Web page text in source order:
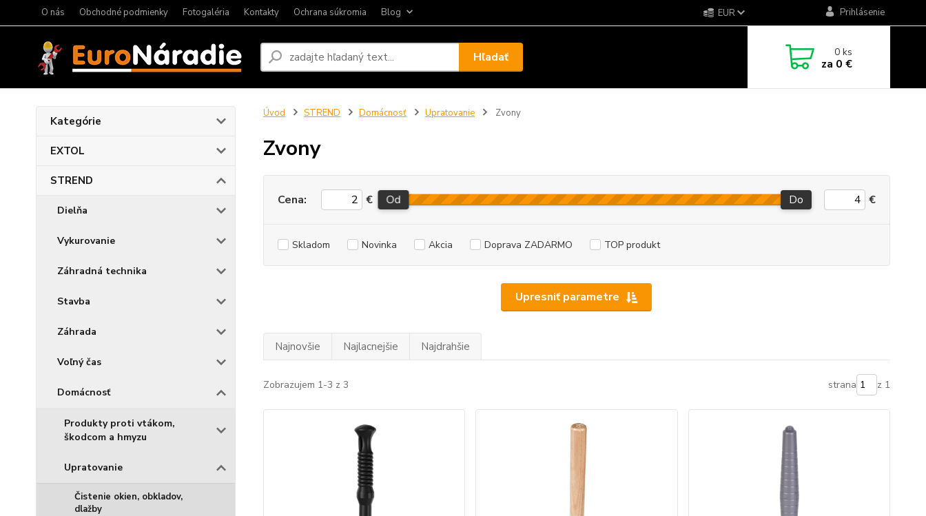
O nás Obchodné podmienky Fotogaléria Kontakty Ochrana súkromia Blog EUR Prihlásenie
Hľadať 0ks
za 0 €
Kategórie
EXTOL
STREND
Dielňa
Vykurovanie
Záhradná technika
Stavba
Záhrada
Voľný čas
Domácnosť
Produkty proti vtákom,
škodcom a hmyzu
Upratovanie
Čistenie okien, obkladov,
dlažby
Úvod STREND Domácnosť Upratovanie Zvony
Zvony
Upresniť parametre
Cena: € Od Do €
Skladom Novinka Akcia Doprava ZADARMO TOP produkt
Najnovšie Najlacnejšie Najdrahšie
Zobrazujem 1-3 z 3 strana z 1